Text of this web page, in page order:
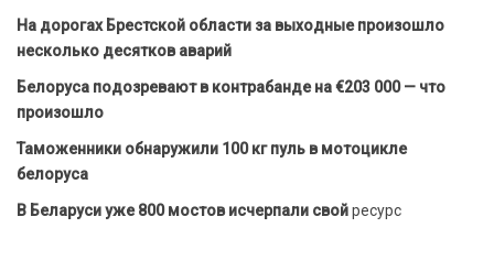
На дорогах Брестской области за выходные произошло
несколько десятков аварий
Белоруса подозревают в контрабанде на €203 000 — что
произошло
Таможенники обнаружили 100 кг пуль в мотоцикле
белоруса
В Беларуси уже 800 мостов исчерпали свойресурс